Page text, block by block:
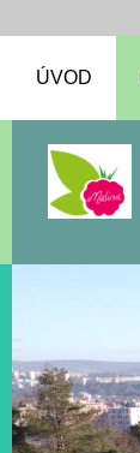
ÚVOD